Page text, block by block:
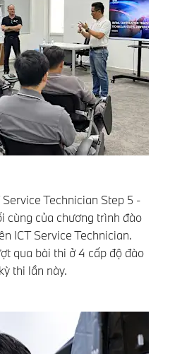
Technician Step 5 -
cùng của chương trình đào
ICT Service Technician.
qua bài thi ở 4 cấp độ đào
thi lần này.